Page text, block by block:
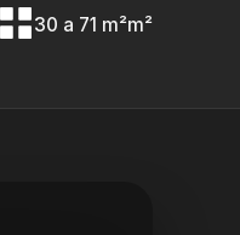
30 a 71 m²m²